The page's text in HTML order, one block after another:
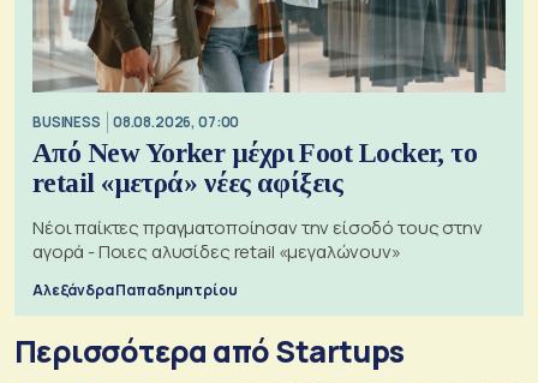
BUSINESS 08.08.2026, 07:00
Από New Yorker μέχρι Foot Locker, το
retail «μετρά» νέες αφίξεις
Νέοι παίκτες πραγματοποίησαν την είσοδό τους στην
αγορά - Ποιες αλυσίδες retail «μεγαλώνουν»
Αλεξάνδρα Παπαδημητρίου
Περισσότερα από Startups